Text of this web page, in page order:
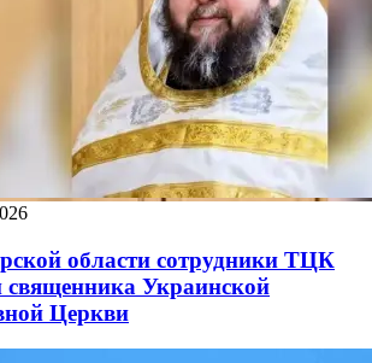
области сотрудники ТЦК
священника Украинской
Церкви